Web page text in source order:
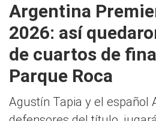
Argentina
2026: así
de cuartos de
Parque Roca
Agustín Tapia y el español